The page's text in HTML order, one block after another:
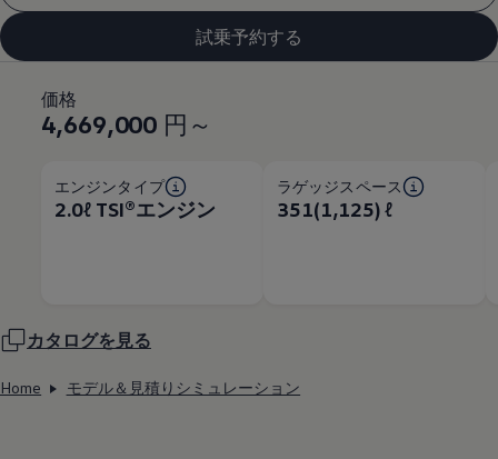
試乗予約する
価格
4,669,000 円～
エンジンタイプ
2.0ℓ TSI®エンジン
ラゲッジスペース
351(1,125) ℓ
カタログを見る
Home モデル＆見積りシミュレーション